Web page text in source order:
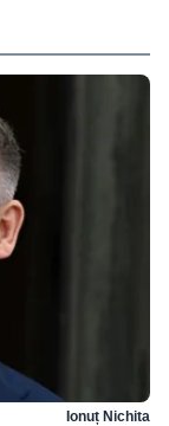
Ionuț Nichita